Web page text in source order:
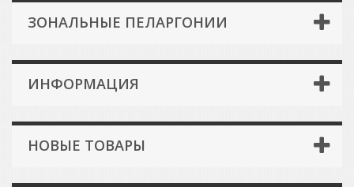
ЗОНАЛЬНЫЕ ПЕЛАРГОНИИ
ИНФОРМАЦИЯ
НОВЫЕ ТОВАРЫ